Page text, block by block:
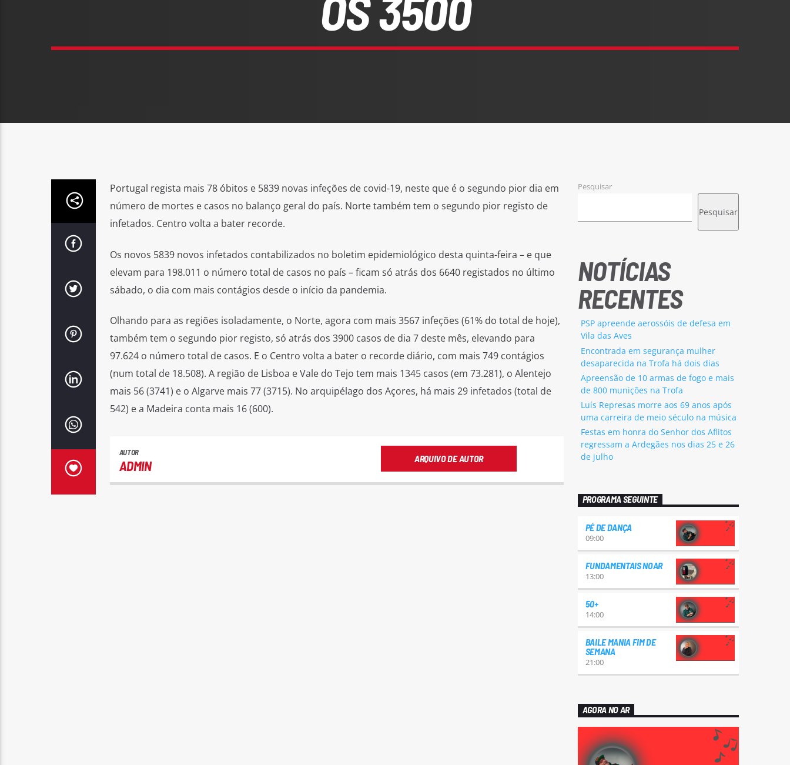
Portugal regista mais 78 óbitos e 5839 novas infeções de covid-19, neste que é o segundo pior dia em
número de mortes e casos no balanço geral do país. Norte também tem o segundo pior registo de
infetados. Centro volta a bater recorde.
Os novos 5839 novos infetados contabilizados no boletim epidemiológico desta quinta-feira – e que
elevam para 198.011 o número total de casos no país – ficam só atrás dos 6640 registados no último
sábado, o dia com mais contágios desde o início da pandemia.
Olhando para as regiões isoladamente, o Norte, agora com mais 3567 infeções (61% do total de hoje),
também tem o segundo pior registo, só atrás dos 3900 casos de dia 7 deste mês, elevando para
97.624 o número total de casos. E o Centro volta a bater o recorde diário, com mais 749 contágios
(num total de 18.508). A região de Lisboa e Vale do Tejo tem mais 1345 casos (em 73.281), o Alentejo
mais 56 (3741) e o Algarve mais 77 (3715). No arquipélago dos Açores, há mais 29 infetados (total de
542) e a Madeira conta mais 16 (600).
AUTOR
ADMIN ARQUIVO DE AUTOR
Pesquisar
Pesquisar
NOTÍCIAS
RECENTES
PSP apreende aerossóis de defesa em
Vila das Aves
Encontrada em segurança mulher
desaparecida na Trofa há dois dias
Apreensão de 10 armas de fogo e mais
de 800 munições na Trofa
Luís Represas morre aos 69 anos após
uma carreira de meio século na música
Festas em honra do Senhor dos Aflitos
regressam a Ardegães nos dias 25 e 26
de julho
PROGRAMA SEGUINTE
PÉ DE DANÇA
09:00
FUNDAMENTAIS NOAR
13:00
50+
14:00
BAILE MANIA FIM DE
SEMANA
21:00
AGORA NO AR